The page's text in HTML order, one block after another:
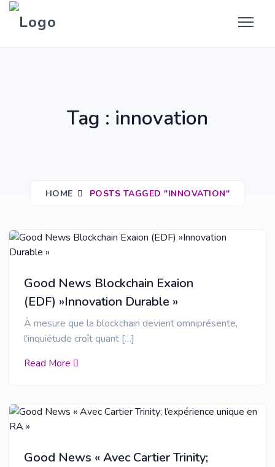
Tag : innovation
HOME POSTS TAGGED "INNOVATION"
Good News Blockchain Exaion
(EDF) »Innovation Durable »
À mesure que la blockchain devient omniprésente,
l’inquiétude croît quant […]
Read More
Good News « Avec Cartier Trinity;